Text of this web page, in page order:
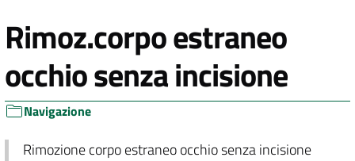
Rimoz.corpo estraneo
occhio senza incisione
Navigazione
Rimozione corpo estraneo occhio senza incisione